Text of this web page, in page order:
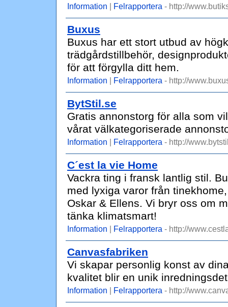
Information | Felrapportera - http://
Buxus
Buxus har ett stort utbud av
trädgårdstillbehör,
för att förgylla ditt hem.
Information | Felrapportera - http://
BytStil.se
Gratis annonstorg för alla som
vårat välkategoriserade
Information | Felrapportera - http://
C´est la vie Home
Vackra ting i fransk lantlig stil.
med lyxiga varor från
Oskar & Ellens. Vi bryr oss om
tänka klimatsmart!
Information | Felrapportera - http://
Canvasfabriken
Vi skapar personlig konst av
kvalitet blir en unik
Information | Felrapportera - http://